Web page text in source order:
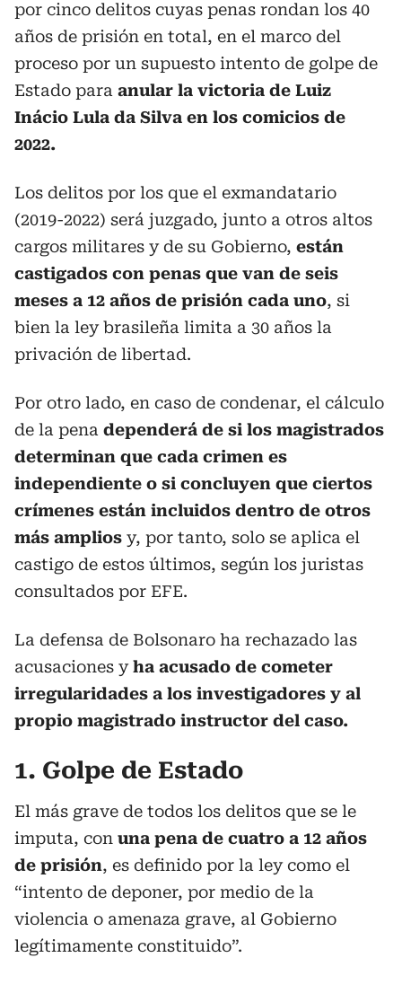
por cinco delitos cuyas penas rondan los 40
años de prisión en total, en el marco del
proceso por un supuesto intento de golpe de
Estado para anular la victoria de Luiz
Inácio Lula da Silva en los comicios de
2022.
Los delitos por los que el exmandatario
(2019-2022) será juzgado, junto a otros altos
cargos militares y de su Gobierno, están
castigados con penas que van de seis
meses a 12 años de prisión cada uno, si
bien la ley brasileña limita a 30 años la
privación de libertad.
Por otro lado, en caso de condenar, el cálculo
de la pena dependerá de si los magistrados
determinan que cada crimen es
independiente o si concluyen que ciertos
crímenes están incluidos dentro de otros
más amplios y, por tanto, solo se aplica el
castigo de estos últimos, según los juristas
consultados por EFE.
La defensa de Bolsonaro ha rechazado las
acusaciones yha acusado de cometer
irregularidades a los investigadores y al
propio magistrado instructor del caso.
1. Golpe de Estado
El más grave de todos los delitos que se le
imputa, con una pena de cuatro a 12 años
de prisión, es definido por la ley como el
“intento de deponer, por medio de la
violencia o amenaza grave, al Gobierno
legítimamente constituido”.